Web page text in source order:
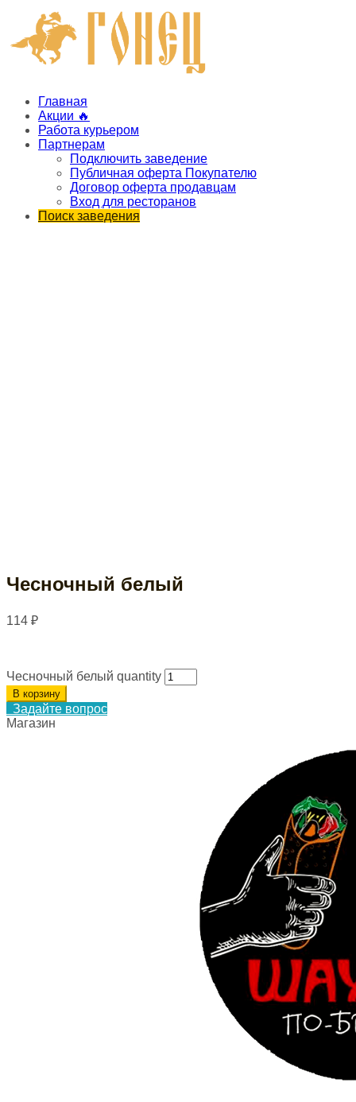
Главная
Акции 🔥
Работа курьером
Партнерам
Подключить заведение
Публичная оферта Покупателю
Договор оферта продавцам
Вход для ресторанов
Поиск заведения
Чесночный белый
114 ₽
Чесночный белый quantity
В корзину
Задайте вопрос
Магазин